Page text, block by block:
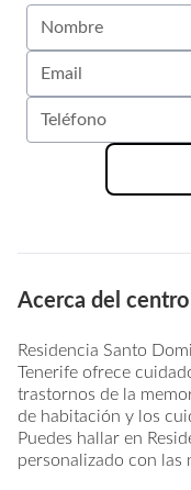
Acerca del centro
Residencia Santo
Tenerife ofrece
trastornos de la
de habitación y los
Puedes hallar en
personalizado con las